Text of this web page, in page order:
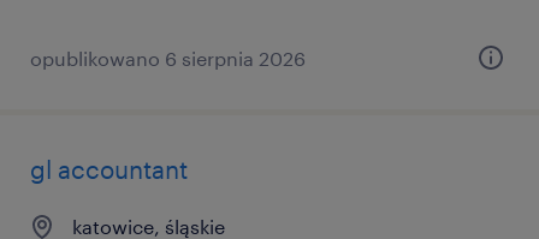
opublikowano 6 sierpnia 2026
gl accountant
katowice, śląskie